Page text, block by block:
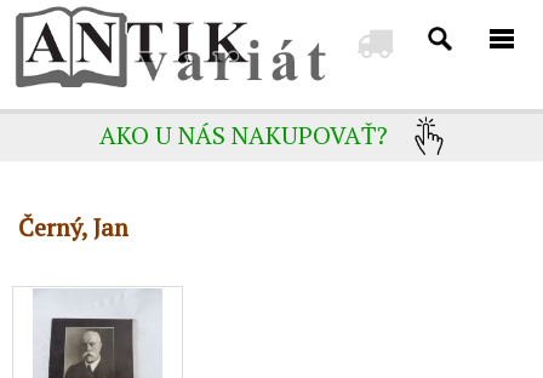
AKO U NÁS NAKUPOVAŤ?
Černý, Jan